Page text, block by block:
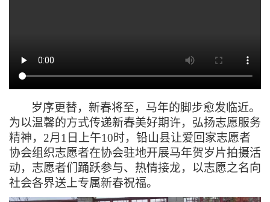
岁序更替，新春将至，马年的脚步愈发临近。
为以温馨的方式传递新春美好期许，弘扬志愿服务
精神， 2月1日上午10时，铅山县让爱回家志愿者
协会组织志愿者在协会驻地开展马年贺岁片拍摄活
动，志愿者们踊跃参与、热情接龙，以志愿之名向
社会各界送上专属新春祝福。